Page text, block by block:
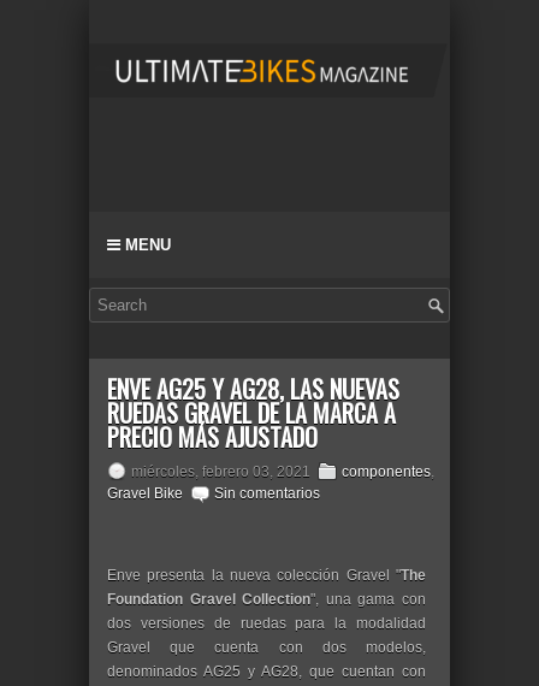
MENU
ENVE AG25 Y AG28, LAS NUEVAS
RUEDAS GRAVEL DE LA MARCA A
PRECIO MÁS AJUSTADO
miércoles, febrero 03, 2021 componentes,
Gravel Bike
Sin comentarios
Enve presenta la nueva colección Gravel "The
Foundation Gravel Collection", una gama con
dos versiones de ruedas para la modalidad
Gravel que cuenta con dos modelos,
denominados AG25 y AG28, que cuentan con